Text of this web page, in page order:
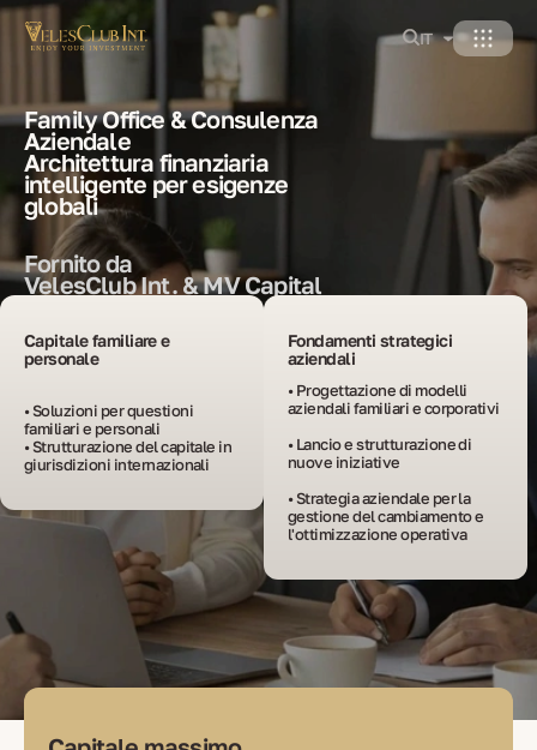
IT
Family Office & Consulenza
Aziendale
Architettura finanziaria
intelligente per esigenze
globali
Fornito da
VelesClub Int. & MV Capital
Capitale familiare e
personale
• Soluzioni per questioni
familiari e personali
• Strutturazione del capitale in
giurisdizioni internazionali
Fondamenti strategici
aziendali
• Progettazione di modelli
aziendali familiari e corporativi
• Lancio e strutturazione di
nuove iniziative
• Strategia aziendale per la
gestione del cambiamento e
l'ottimizzazione operativa